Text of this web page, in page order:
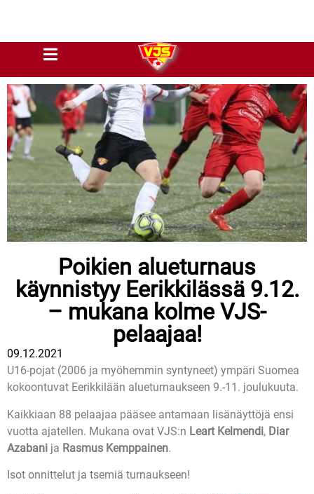
Poikien alueturnaus
käynnistyy Eerikkilässä 9.12.
– mukana kolme VJS-
pelaajaa!
09.12.2021
U16-pojat (2006 ja myöhemmin syntyneet) ympäri Suomea
kokoontuvat Eerikkilään alueturnaukseen 9.-11. joulukuuta.
Kaikkiaan 88 pelaajaa pääsee antamaan lisänäyttöjä ensi
vuotta ajatellen. Mukana ovat VJS:n Leart Kelmendi, Diar
Azabani ja Rasmus Kemppainen.
Isot onnittelut ja tsemiä turnaukseen!